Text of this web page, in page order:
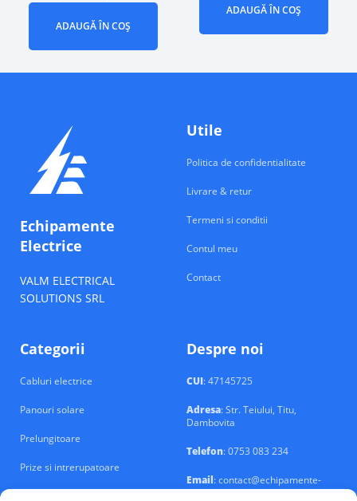
ADAUGĂ ÎN COȘ
ADAUGĂ ÎN COȘ
Echipamente
Electrice
VALM ELECTRICAL
SOLUTIONS SRL
Utile
Politica de confidentialitate
Livrare & retur
Termeni si conditii
Contul meu
Contact
Categorii
Cabluri electrice
Panouri solare
Prelungitoare
Prize si intrerupatoare
Despre noi
CUI: 47145725
Adresa: Str. Teiului, Titu,
Dambovita
Telefon: 0753 083 234
Email: contact@echipamente-
electrice.ro